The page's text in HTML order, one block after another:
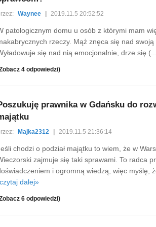
Waynee 2019.11.5 20:52:52
patologicznym domu u osób z którymi mam
rzeczy. Mąż znęca się nad
się nad nią emocjonalnie, drze się
4 odpowiedzi)
prawnika w Gdańsku do
Majka2312 2019.11.5 21:36:14
chodzi o podział majątku to wiem, że w
zajmuje się taki sprawami. To radca
i ogromną wiedzą, więc myślę,
czytaj dalej»
6 odpowiedzi)